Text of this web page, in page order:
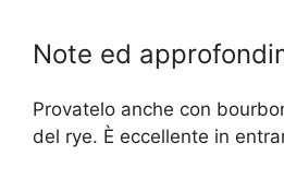
Note ed
Provatelo anche con
del rye. È eccellente in